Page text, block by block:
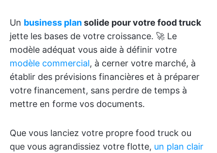
Un business plansolide pour votre food truck
jette les bases de votre croissance. 🚀 Le
modèle adéquat vous aide à définir votre
modèle commercial, à cerner votre marché, à
établir des prévisions financières et à préparer
votre financement, sans perdre de temps à
mettre en forme vos documents.
Que vous lanciez votre propre food truck ou
que vous agrandissiez votre flotte, un plan clair